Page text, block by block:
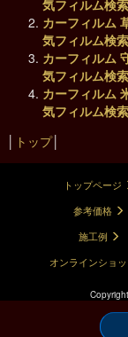
気フィルム検
カーフィルム
気フィルム検
カーフィルム
気フィルム検
カーフィルム
気フィルム検
│ トップ│
トップページ
参考価格
施工例
オンラインショ